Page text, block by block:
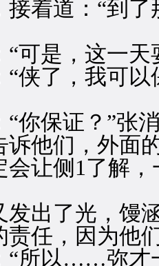
道：“到了
是，这一天
了，我可以
保证？”张消
诉他们，外面
会让侧1了解
了光，馒涵
责任，因为他
以……弥才